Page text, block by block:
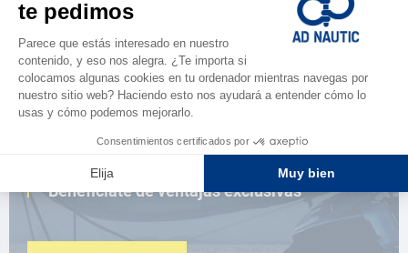
NAVEGAR POR EL CATÁLOGO
ESPACIO FIDELIDAD
¿Eres apasionado?
Benefíciate de ventajas exclusivas